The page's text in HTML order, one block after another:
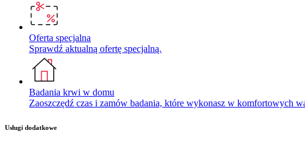
Oferta specjalna
Sprawdź aktualną ofertę specjalną.
Badania krwi w domu
Zaoszczędź czas i zamów badania, które wykonasz w komfortowych
Usługi dodatkowe